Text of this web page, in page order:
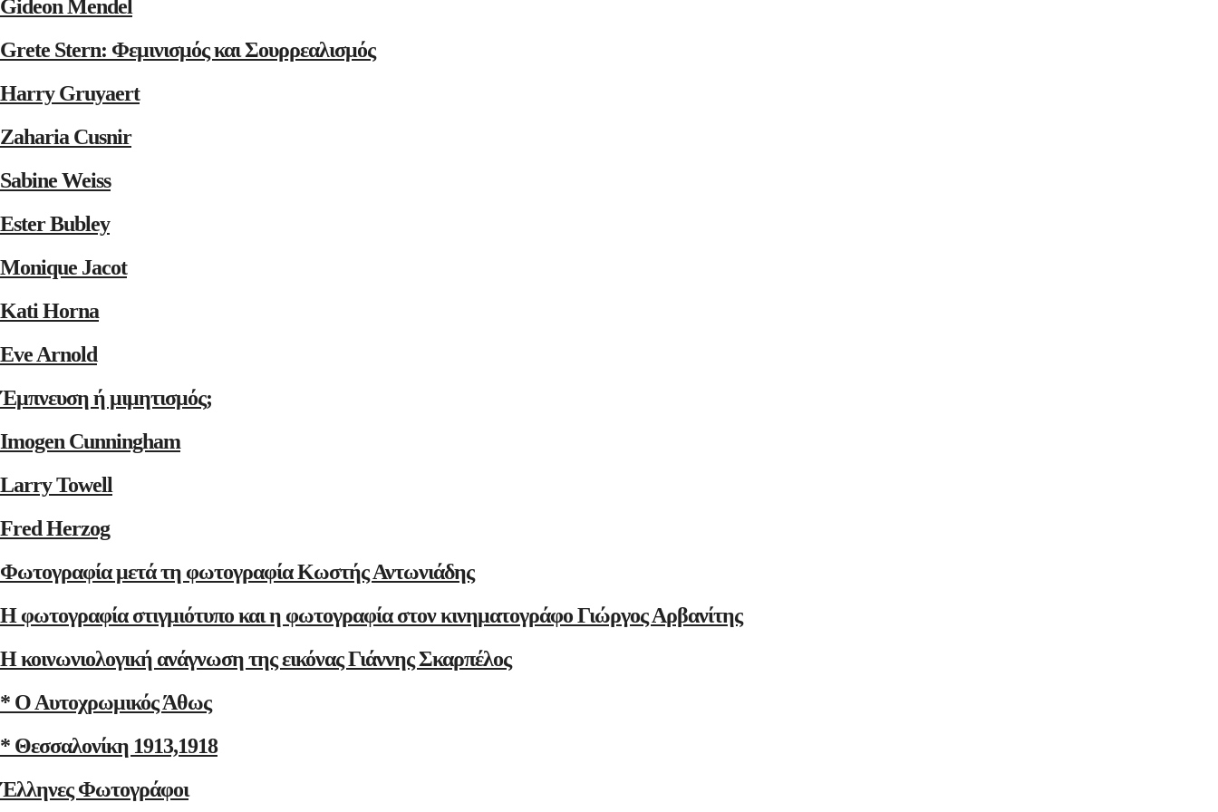
Gideon Mendel
Grete Stern: Φεμινισμός και Σουρρεαλισμός
Harry Gruyaert
Zaharia Cusnir
Sabine Weiss
Ester Bubley
Monique Jacot
Kati Horna
Eve Arnold
Έμπνευση ή μιμητισμός;
Imogen Cunningham
Larry Towell
Fred Herzog
Φωτογραφία μετά τη φωτογραφία Κωστής Αντωνιάδης
Η φωτογραφία στιγμιότυπο και η φωτογραφία στον κινηματογράφο Γιώργος Αρβανίτης
Η κοινωνιολογική ανάγνωση της εικόνας Γιάννης Σκαρπέλος
* Ο Αυτοχρωμικός Άθως
* Θεσσαλονίκη 1913,1918
Έλληνες Φωτογράφοι